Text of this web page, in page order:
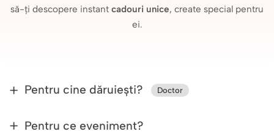
să-ți descopere instant cadouri unice, create special pentru
ei.
Pentru cine dăruiești? Doctor
Pentru ce eveniment?